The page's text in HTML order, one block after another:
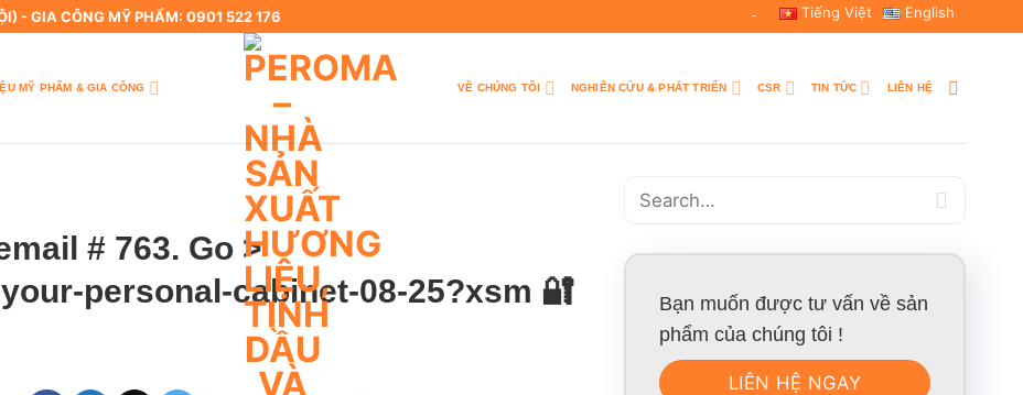
- GIA CÔNG MỸ PHẨM: 0901 522 176 - Tiếng Việt English
MỸ PHẨM & GIA CÔNG VỀ CHÚNG TÔI NGHIÊN CỨU & PHÁT TRIỂN CSR TIN TỨC LIÊN HỆ
# 763. Go >
personal-cabinet-08-25?xsm 🔐
Bạn muốn được tư vấn về sản
phẩm của chúng tôi !
LIÊN HỆ NGAY